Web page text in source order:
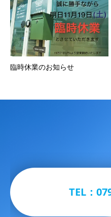
臨時休業のお知らせ
TEL：